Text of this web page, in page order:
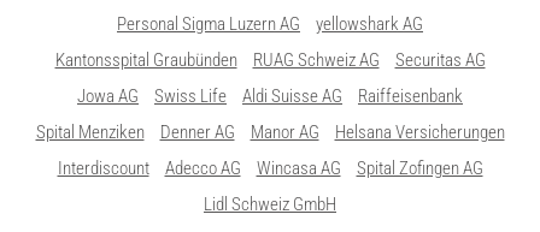
Personal Sigma Luzern AG
yellowshark AG
Kantonsspital Graubünden
RUAG Schweiz AG
Securitas AG
Jowa AG
Swiss Life Aldi Suisse AG
Raiffeisenbank
Spital Menziken
Denner AG Manor AG
Helsana Versicherungen
Interdiscount
Adecco AG Wincasa AG
Spital Zofingen AG
Lidl Schweiz GmbH